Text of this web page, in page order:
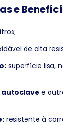
e
de alta
superfície lisa,
autoclave e
resistente à